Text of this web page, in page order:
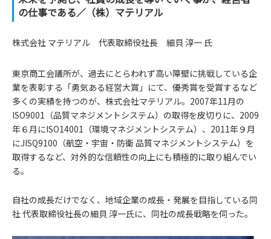
の仕事である／（株）マテリアル
株式会社 マテリアル 代表取締役社長 細貝 淳一 氏
東京商工会議所が、過去にとらわれず高い障壁に挑戦している企
業を表彰する「勇気ある経営大賞」にて、優秀賞を受賞するなど
多くの実績を持つのが、株式会社マテリアル。2007年11月の
ISO9001（品質マネジメントシステム）の取得を皮切りに、2009
年６月にISO14001（環境マネジメントシステム）、2011年９月
にJISQ9100（航空・宇宙・防衛 品質マネジメントシステム）を
取得するなど、対外的な信頼性の向上にも積極的に取り組んでい
る。
自社の成長だけでなく、地域企業の成長・発展を目指している同
社 代表取締役社長の細貝 淳一氏に、同社の成長戦略を伺った。